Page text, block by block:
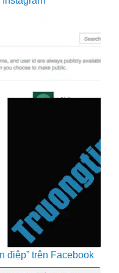
điệp” trên Facebook